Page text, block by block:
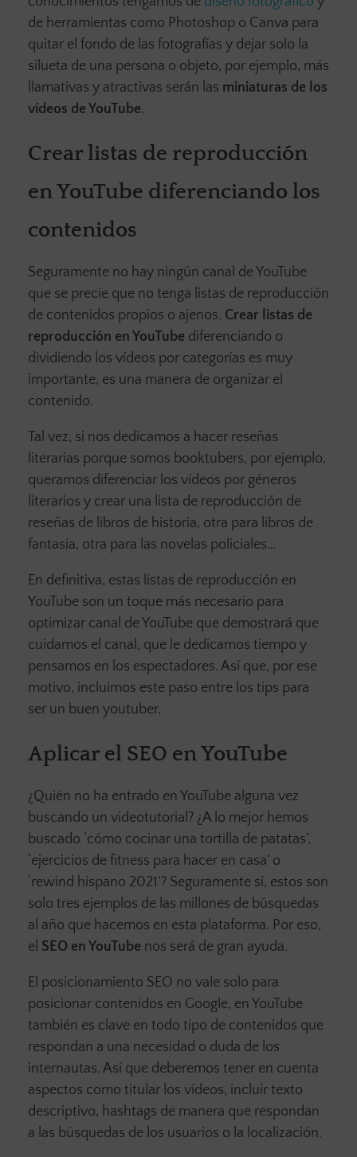
de herramientas como Photoshop o Canva para
quitar el fondo de las fotografías y dejar solo la
silueta de una persona o objeto, por ejemplo, más
llamativas y atractivas serán las miniaturas de los
vídeos de YouTube.
Crear listas de reproducción
en YouTube diferenciando los
contenidos
Seguramente no hay ningún canal de YouTube
que se precie que no tenga listas de reproducción
de contenidos propios o ajenos. Crear listas de
reproducción en YouTube diferenciando o
dividiendo los vídeos por categorías es muy
importante, es una manera de organizar el
contenido.
Tal vez, si nos dedicamos a hacer reseñas
literarias porque somos booktubers, por ejemplo,
queramos diferenciar los vídeos por géneros
literarios y crear una lista de reproducción de
reseñas de libros de historia, otra para libros de
fantasía, otra para las novelas policiales…
En definitiva, estas listas de reproducción en
YouTube son un toque más necesario para
optimizar canal de YouTube que demostrará que
cuidamos el canal, que le dedicamos tiempo y
pensamos en los espectadores. Así que, por ese
motivo, incluimos este paso entre los tips para
ser un buen youtuber.
Aplicar el SEO en YouTube
¿Quién no ha entrado en YouTube alguna vez
buscando un videotutorial? ¿A lo mejor hemos
buscado ‘cómo cocinar una tortilla de patatas’,
‘ejercicios de fitness para hacer en casa’ o
‘rewind hispano 2021’? Seguramente sí, estos son
solo tres ejemplos de las millones de búsquedas
al año que hacemos en esta plataforma. Por eso,
el SEO en YouTube nos será de gran ayuda.
El posicionamiento SEO no vale solo para
posicionar contenidos en Google, en YouTube
también es clave en todo tipo de contenidos que
respondan a una necesidad o duda de los
internautas. Así que deberemos tener en cuenta
aspectos como titular los vídeos, incluir texto
descriptivo, hashtags de manera que respondan
a las búsquedas de los usuarios o la localización.